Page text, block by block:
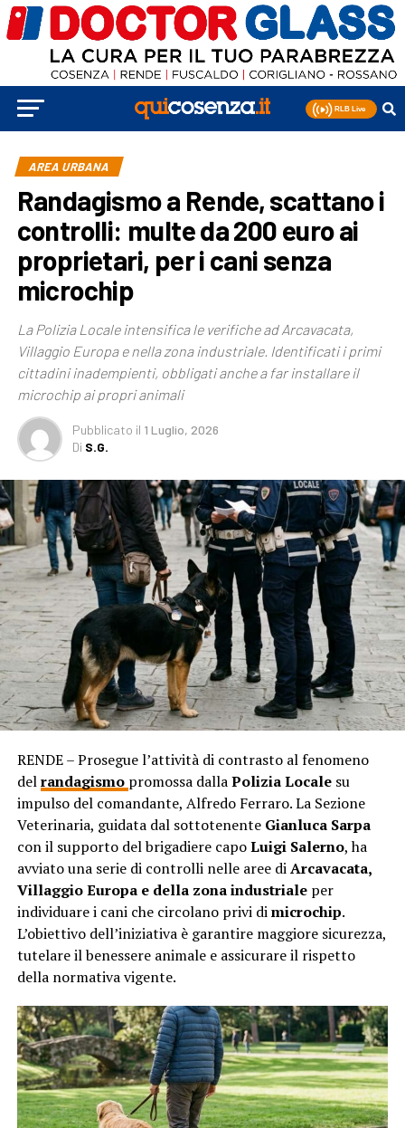
AREA URBANA
Randagismo a Rende, scattano i
controlli: multe da 200 euro ai
proprietari, per i cani senza
microchip
La Polizia Locale intensifica le verifiche ad Arcavacata,
Villaggio Europa e nella zona industriale. Identificati i primi
cittadini inadempienti, obbligati anche a far installare il
microchip ai propri animali
Pubblicato il 1 Luglio, 2026
Di S.G.
RENDE – Prosegue l’attività di contrasto al fenomeno
delrandagismo promossa dallaPolizia Localesu
impulso del comandante, Alfredo Ferraro. La Sezione
Veterinaria, guidata dal sottotenente Gianluca Sarpa
con il supporto del brigadiere capoLuigi Salerno, ha
avviato una serie di controlli nelle aree diArcavacata,
Villaggio Europa e della zona industrialeper
individuare i cani che circolano privi dimicrochip.
L’obiettivo dell’iniziativa è garantire maggiore sicurezza,
tutelare il benessere animale e assicurare il rispetto
della normativa vigente.